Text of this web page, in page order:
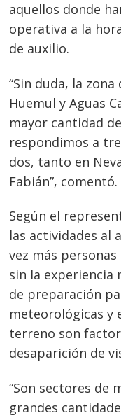
aquellos donde
operativa a la
de auxilio.
“Sin duda, la
Huemul y Aguas
mayor cantidad
respondimos a
dos, tanto en
Fabián”, comentó.
Según el
las actividades al
vez más
sin la experiencia
de preparación
meteorológicas y
terreno son
desaparición de
“Son sectores de
grandes